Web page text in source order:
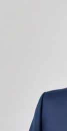
Camerele de
unele de
infinit de groși
Zgomotul
adiacent
nemulțumiri
chiar și la
locație. De
drept sursa
de spațiu